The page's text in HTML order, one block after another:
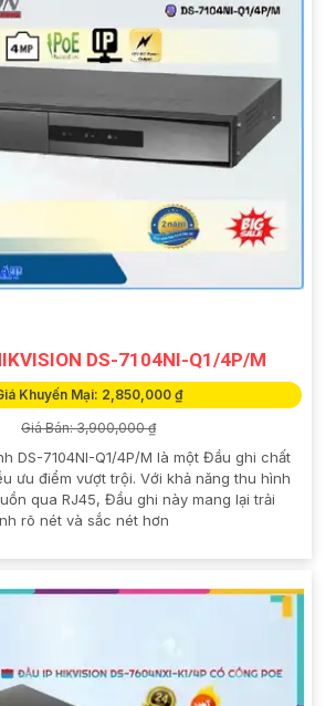
DS-7104NI-Q1/4P/M
Khuyến Mại: 2,850,000 ₫
Giá Bán: 3,900,000 ₫
DS-7104NI-Q1/4P/M là một Đầu ghi chất
ưu điểm vượt trội. Với khả năng thu hình
qua RJ45, Đầu ghi này mang lại trải
rõ nét và sắc nét hơn